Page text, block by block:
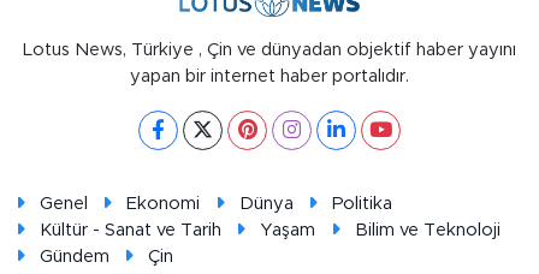
Lotus News, Türkiye , Çin ve dünyadan objektif haber yayını
yapan bir internet haber portalıdır.
Genel Ekonomi Dünya
Politika
Kültür - Sanat ve Tarih
Yaşam
Bilim ve Teknoloji
Gündem
Çin